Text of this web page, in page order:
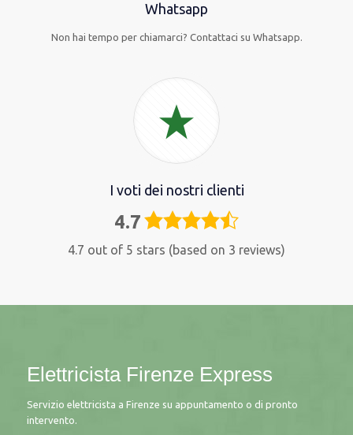
Whatsapp
Non hai tempo per chiamarci? Contattaci su Whatsapp.
I voti dei nostri clienti
4.7 4,7
4.7 out of 5 stars (based on 3 reviews)
Elettricista Firenze Express
Servizio elettricista a Firenze su appuntamento o di pronto
intervento.